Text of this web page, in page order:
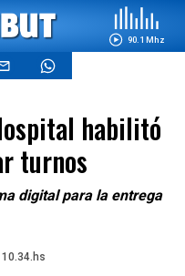
90.1 Mhz
habilitó
turnos
digital para la entrega